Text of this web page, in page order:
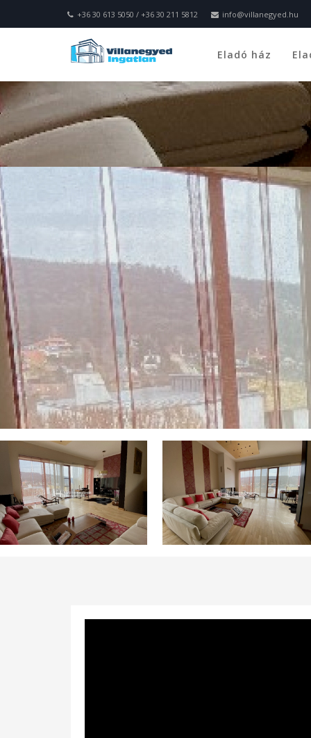
+36 30 613 5050 / +36 30 211 5812 info@villanegyed.hu
Eladó ház